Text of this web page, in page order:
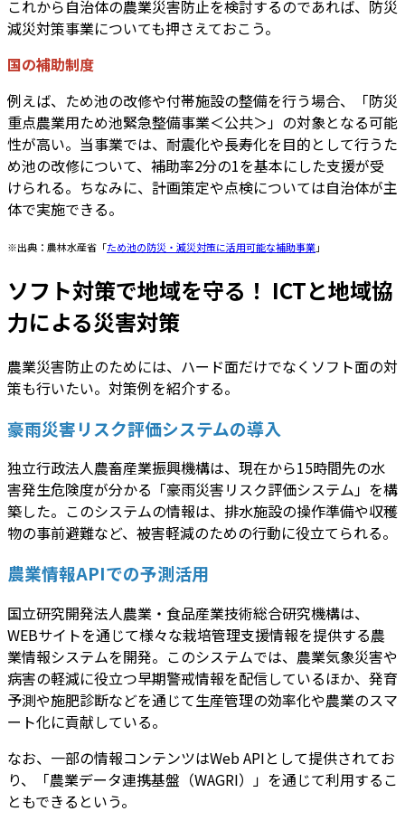
これから自治体の農業災害防止を検討するのであれば、防災
減災対策事業についても押さえておこう。
国の補助制度
例えば、ため池の改修や付帯施設の整備を行う場合、「防災
重点農業用ため池緊急整備事業＜公共＞」の対象となる可能
性が高い。当事業では、耐震化や長寿化を目的として行うた
め池の改修について、補助率2分の1を基本にした支援が受
けられる。ちなみに、計画策定や点検については自治体が主
体で実施できる。
※出典：農林水産省「ため池の防災・減災対策に活用可能な補助事業」
ソフト対策で地域を守る！ ICTと地域協
力による災害対策
農業災害防止のためには、ハード面だけでなくソフト面の対
策も行いたい。対策例を紹介する。
豪雨災害リスク評価システムの導入
独立行政法人農畜産業振興機構は、現在から15時間先の水
害発生危険度が分かる「豪雨災害リスク評価システム」を構
築した。このシステムの情報は、排水施設の操作準備や収穫
物の事前避難など、被害軽減のための行動に役立てられる。
農業情報APIでの予測活用
国立研究開発法人農業・食品産業技術総合研究機構は、
WEBサイトを通じて様々な栽培管理支援情報を提供する農
業情報システムを開発。このシステムでは、農業気象災害や
病害の軽減に役立つ早期警戒情報を配信しているほか、発育
予測や施肥診断などを通じて生産管理の効率化や農業のスマ
ート化に貢献している。
なお、一部の情報コンテンツはWeb APIとして提供されてお
り、「農業データ連携基盤（WAGRI）」を通じて利用するこ
ともできるという。